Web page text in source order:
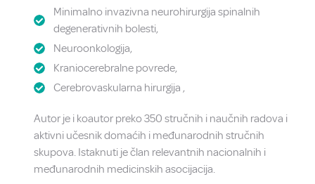
Minimalno invazivna neurohirurgija spinalnih
degenerativnih bolesti,
Neuroonkologija,
Kraniocerebralne povrede,
Cerebrovaskularna hirurgija ,
Autor je i koautor preko 350 stručnih i naučnih radova i
aktivni učesnik domaćih i međunarodnih stručnih
skupova. Istaknuti je član relevantnih nacionalnih i
međunarodnih medicinskih asocijacija.